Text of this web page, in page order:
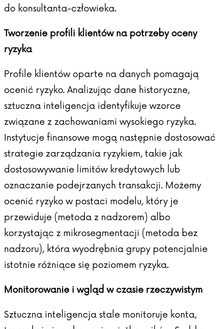
do konsultanta-człowieka.
Tworzenie profili klientów na potrzeby oceny
ryzyka
Profile klientów oparte na danych pomagają
ocenić ryzyko. Analizując dane historyczne,
sztuczna inteligencja identyfikuje wzorce
związane z zachowaniami wysokiego ryzyka.
Instytucje finansowe mogą następnie dostosować
strategie zarządzania ryzykiem, takie jak
dostosowywanie limitów kredytowych lub
oznaczanie podejrzanych transakcji. Możemy
ocenić ryzyko w postaci modelu, który je
przewiduje (metoda z nadzorem) albo
korzystając z mikrosegmentacji (metoda bez
nadzoru), która wyodrębnia grupy potencjalnie
istotnie różniące się poziomem ryzyka.
Monitorowanie i wgląd w czasie rzeczywistym
Sztuczna inteligencja stale monitoruje konta,